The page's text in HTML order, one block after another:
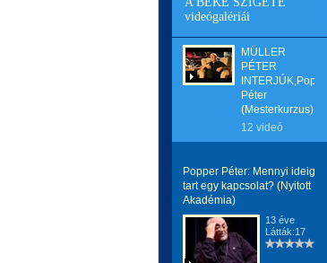
videógalériái
MÜLLER
PÉTER
INTERJÚK,Popper
Péter
(Mesterkurzus)
12 videó
Popper Péter: Mennyi ideig
tart egy kapcsolat? (Nyitott
Akadémia)
13 éve
Látták:17